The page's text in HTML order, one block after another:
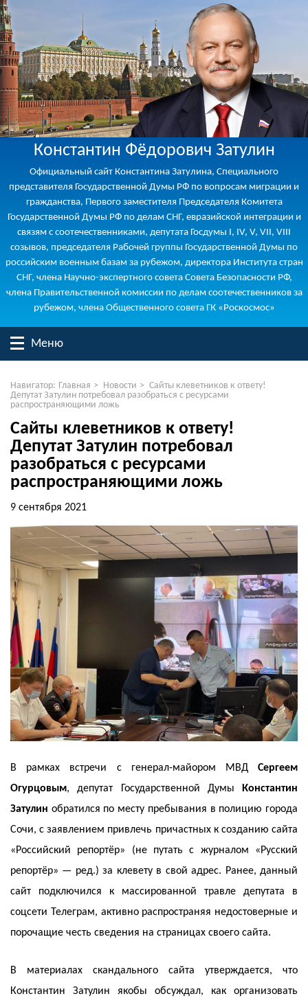
Константин Фёдорович Затулин
Официальный сайт Константина Затулина, Специального
представителя Государственной Думы РФ по вопросам миграции и
гражданства, Первого заместителя Председателя Комитета
Государственной Думы РФ по делам СНГ, евразийской интеграции и
связям с соотечественниками, депутата Госдумы I, IV, V, VII, VIII
созывов, председателя Рабочей группы Государственной Думы по
российским военным базам за рубежом, директора Института стран
СНГ, члена Научно-экспертного совета Совета Безопасности РФ,
члена Правительственной комиссии по делам соотечественников за
рубежом, члена Общественного совета ГК «Роскосмос»
Меню
Навигатор: Главная > Новости > Сайты клеветников к ответу!
Депутат Затулин потребовал разобраться с ресурсами
распространяющими ложь
Сайты клеветников к ответу!
Депутат Затулин потребовал
разобраться с ресурсами
распространяющими ложь
9 сентября 2021
В рамках встречи с генерал-майором МВД Сергеем
Огурцовым, депутат Государственной Думы
Константин
Затулин обратился по месту пребывания в полицию города
Сочи, с заявлением привлечь причастных к созданию сайта
«Российский репортёр» (не путать с журналом «Русский
репортёр» — ред.) за клевету в свой адрес. Ранее, данный
сайт подключился к массированной травле депутата в
соцсети Телеграм, активно распространяя недостоверные и
порочащие честь сведения на страницах своего сайта.
В материалах скандального сайта утверждается, что
Константин Затулин якобы обсуждал, как организовать